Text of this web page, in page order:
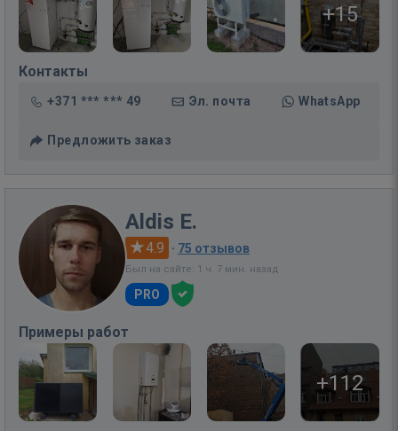
+15
Контакты
+371 *** *** 49 Эл. почта WhatsApp
Предложить заказ
Aldis E.
4.9 · 75 отзывов
Был на сайте: 1 ч. 7 мин. назад
PRO
Примеры работ
+112